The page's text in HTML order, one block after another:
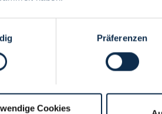
Präferenzen
Cookies